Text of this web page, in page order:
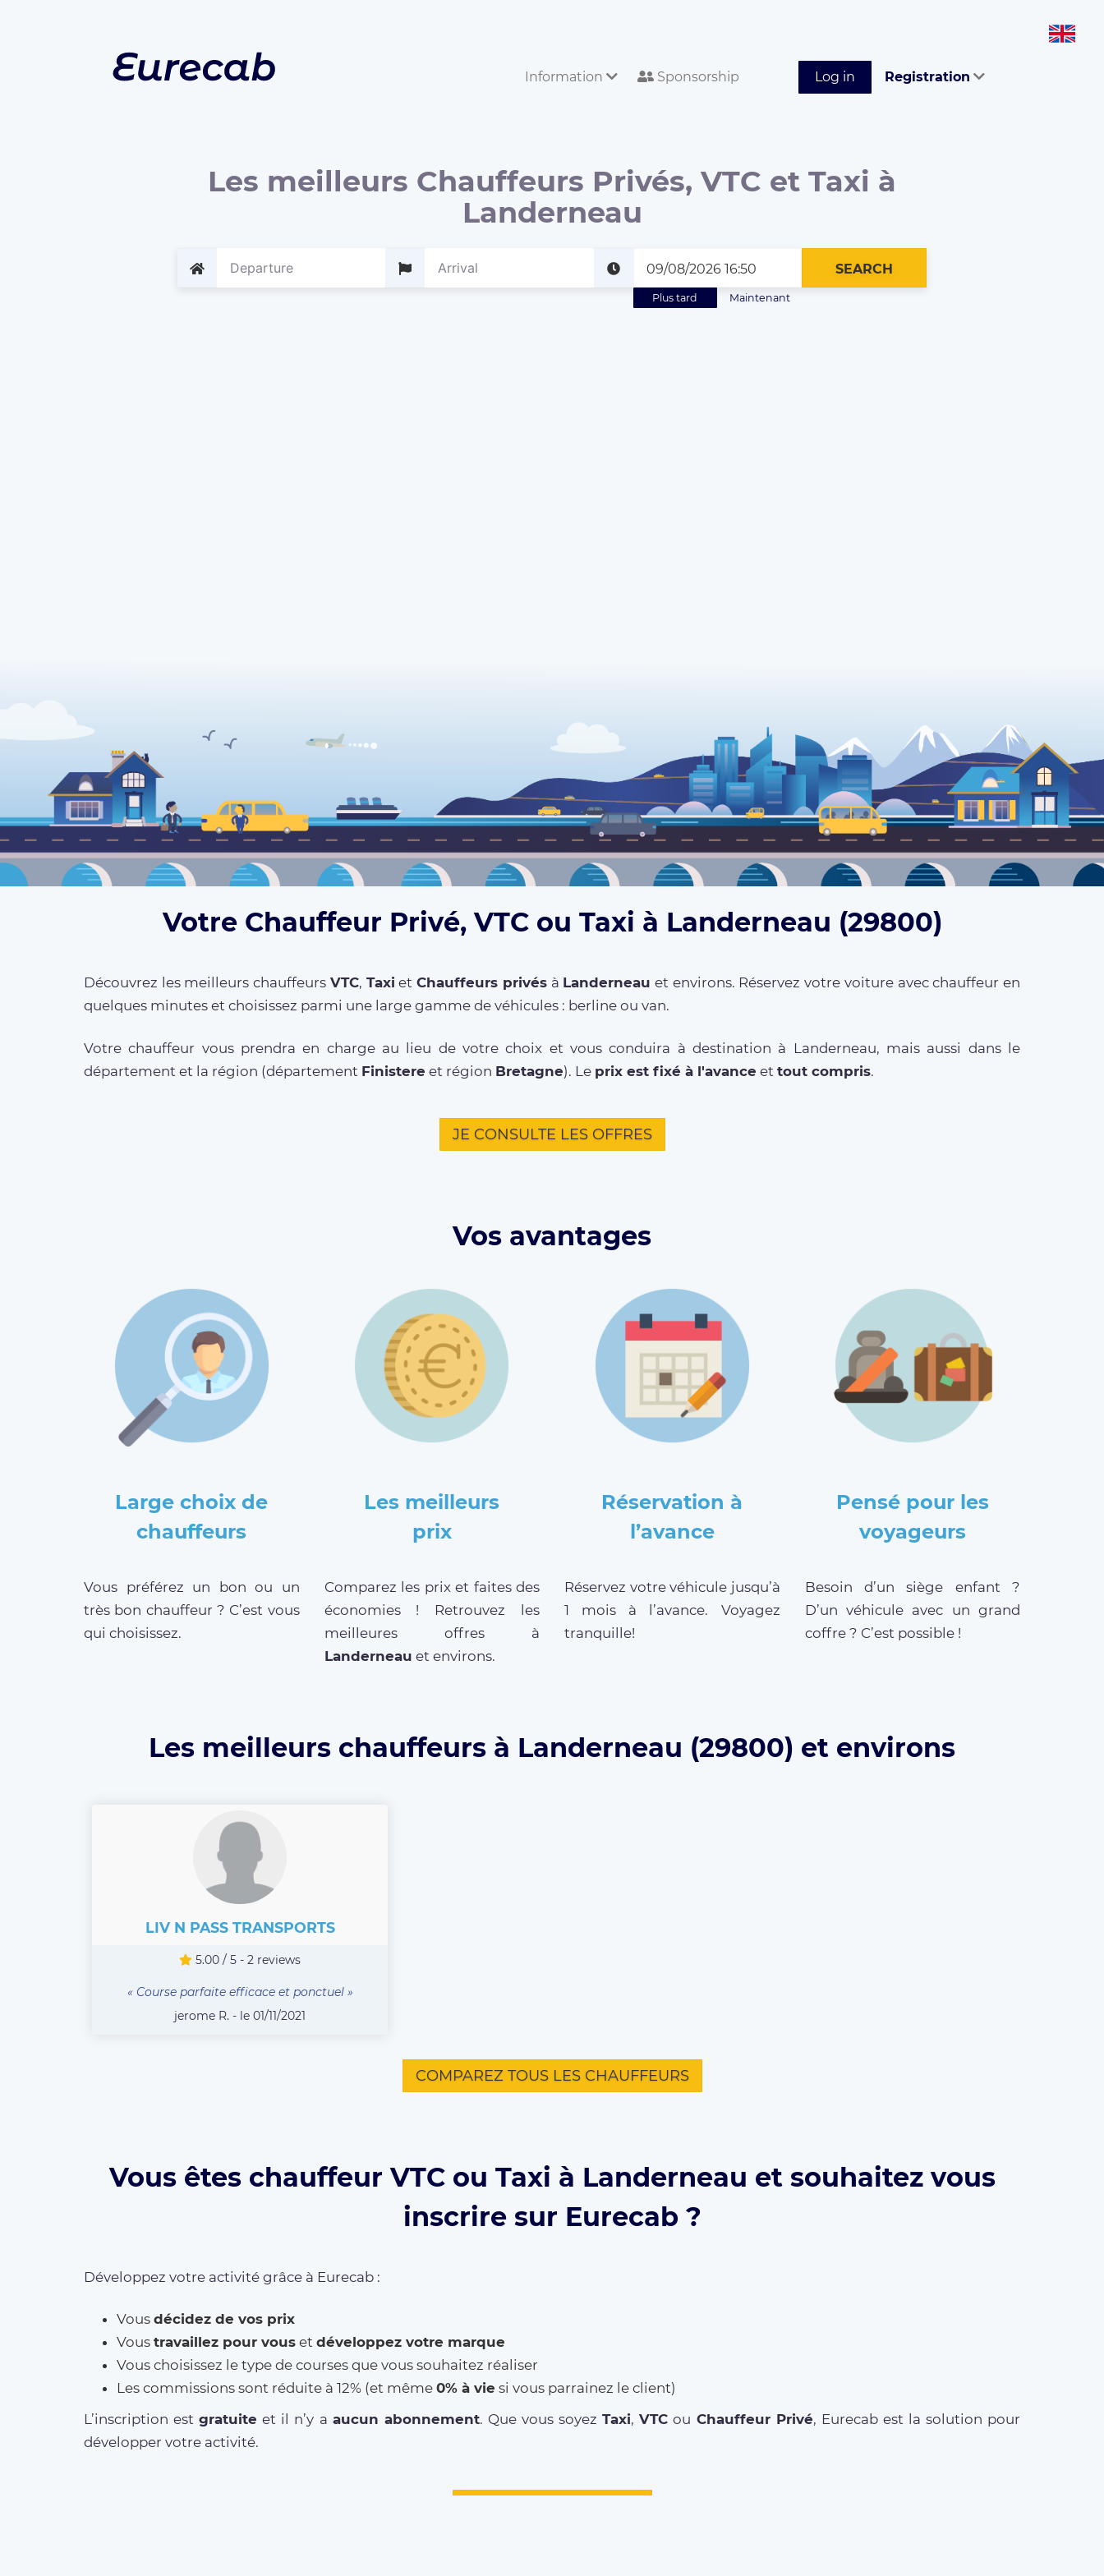
Information Sponsorship Log in Registration
Les meilleurs Chauffeurs Privés, VTC et Taxi à
Landerneau
Maintenant
Plus tard
SEARCH
Votre Chauffeur Privé, VTC ou Taxi à Landerneau (29800)
Découvrez les meilleurs chauffeurs VTC, Taxi etChauffeurs privésà Landerneau et environs. Réservez votre voiture avec chauffeur en
quelques minutes et choisissez parmi une large gamme de véhicules : berline ou van.
Votre chauffeur vous prendra en charge au lieu de votre choix et vous conduira à destination à Landerneau, mais aussi dans le
département et la région (département Finistere et région Bretagne). Le prix est fixé à l'avance et tout compris.
JE CONSULTE LES OFFRES
Vos avantages
Large choix de
chauffeurs
Vous préférez un bon ou un
très bon chauffeur ? C’est vous
qui choisissez.
Les meilleurs
prix
Comparez les prix et faites des
économies ! Retrouvez les
meilleures offres à
Landerneau et environs.
Réservation à
l’avance
Réservez votre véhicule jusqu’à
1 mois à l’avance. Voyagez
tranquille!
Pensé pour les
voyageurs
Besoin d’un siège enfant ?
D’un véhicule avec un grand
coffre ? C’est possible !
Les meilleurs chauffeurs à Landerneau (29800) et environs
LIV N PASS TRANSPORTS
5.00 / 5 - 2 reviews
« Course parfaite efficace et ponctuel »
jerome R. - le 01/11/2021
COMPAREZ TOUS LES CHAUFFEURS
Vous êtes chauffeur VTC ou Taxi à Landerneau et souhaitez vous
inscrire sur Eurecab ?
Développez votre activité grâce à Eurecab :
Vous décidez de vos prix
Vous travaillez pour vous et développez votre marque
Vous choisissez le type de courses que vous souhaitez réaliser
Les commissions sont réduite à 12% (et même 0% à vie si vous parrainez le client)
L’inscription estgratuite et il n’y a aucun abonnement. Que vous soyezTaxi,VTC ou Chauffeur Privé, Eurecab est la solution pour
développer votre activité.